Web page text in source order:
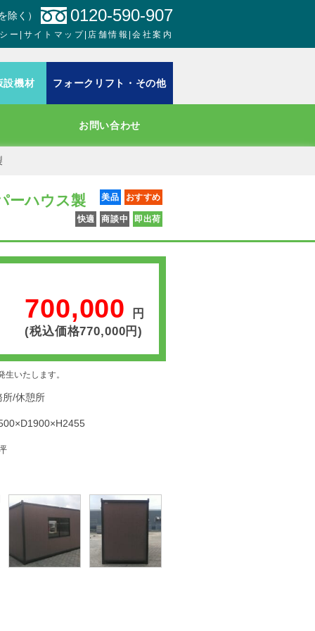
除く） 0120-590-907
ー サイトマップ 店舗情報 |会社案内
設機材 フォークリフト・その他
お問い合わせ
ーハウス製 おすすめ
美品
即出荷
商談中
快適
700,000
円
(税込価格770,000円)
いたします。
所/休憩所